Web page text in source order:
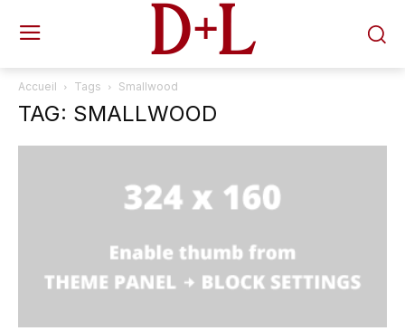
D+L
Accueil Tags Smallwood
TAG: SMALLWOOD